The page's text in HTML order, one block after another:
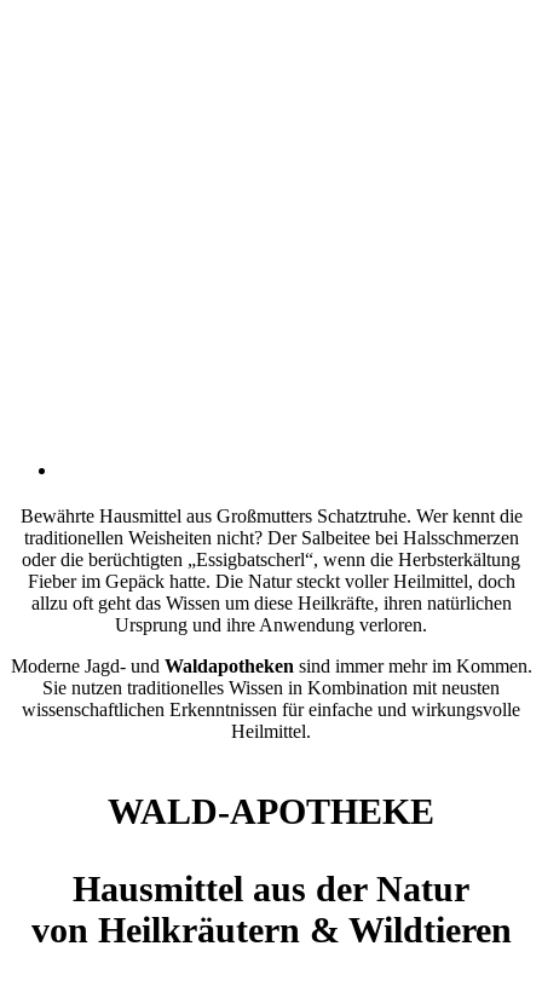
Bewährte Hausmittel aus Großmutters Schatztruhe. Wer kennt die
traditionellen Weisheiten nicht? Der Salbeitee bei Halsschmerzen
oder die berüchtigten „Essigbatscherl“, wenn die Herbsterkältung
Fieber im Gepäck hatte. Die Natur steckt voller Heilmittel, doch
allzu oft geht das Wissen um diese Heilkräfte, ihren natürlichen
Ursprung und ihre Anwendung verloren.
Moderne Jagd- und Waldapothekensind immer mehr im Kommen.
Sie nutzen traditionelles Wissen in Kombination mit neusten
wissenschaftlichen Erkenntnissen für einfache und wirkungsvolle
Heilmittel.
WALD-APOTHEKE
Hausmittel aus der Natur
von Heilkräutern & Wildtieren